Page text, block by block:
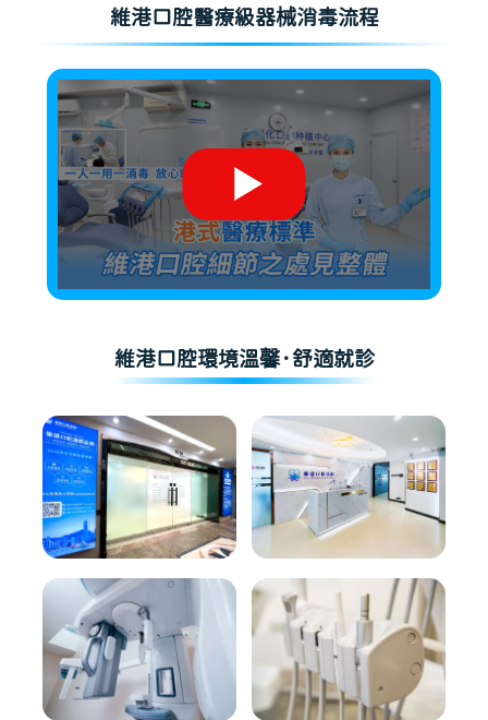
維港口腔醫療級器械消毒流程
維港口腔環境溫馨·舒適就診